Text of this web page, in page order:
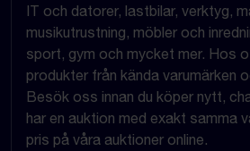
IT och datorer, lastbilar, verktyg,
musikutrustning, möbler och
sport, gym och mycket mer. Hos
produkter från kända varumärken
Besök oss innan du köper nytt,
har en auktion med exakt samma
pris på våra auktioner online.